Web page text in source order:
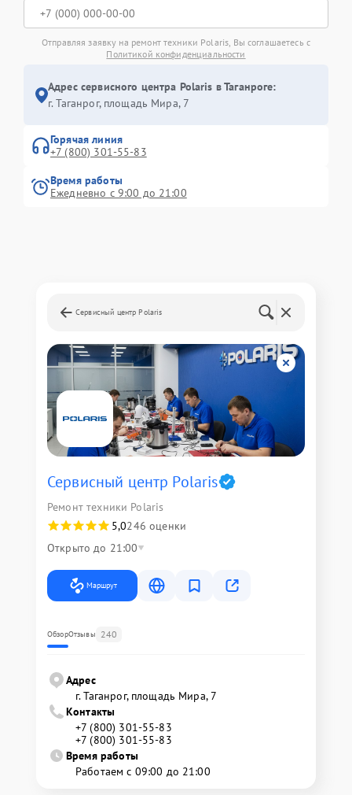
Отправляя заявку на ремонт техники Polaris, Вы соглашаетесь с
Политикой конфиденциальности
Адрес сервисного центра Polaris в Таганроге:
г. Таганрог, площадь Мира, 7
Горячая линия
+7 (800) 301-55-83
Время работы
Ежедневно с 9:00 до 21:00
Сервисный центр Polaris
Сервисный центр Polaris
Ремонт техники Polaris
5,0246 оценки
Открыто до 21:00
Маршрут
ОбзорОтзывы 240
Адрес
г. Таганрог, площадь Мира, 7
Контакты
+7 (800) 301-55-83
+7 (800) 301-55-83
Время работы
Работаем с 09:00 до 21:00